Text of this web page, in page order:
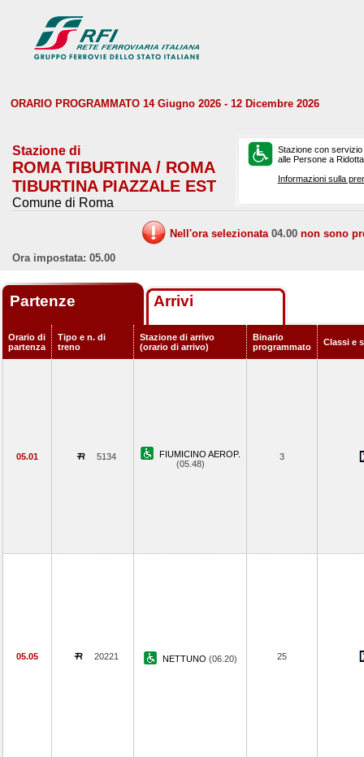
ORARIO PROGRAMMATO 14 Giugno 2026 - 12 Dicembre 2026
Stazione di
ROMA TIBURTINA / ROMA
TIBURTINA PIAZZALE EST
Comune di Roma
Stazione con
alle Persone a
Informazioni sulla
Nell'ora selezionata 04.00 non sono
Ora impostata: 05.00
Partenze Arrivi
Orario di
partenza
Tipo e n. di
treno
Stazione di arrivo
(orario di arrivo)
Binario
programmato
Classi e
05.01 5134
FIUMICINO AEROP.
(05.48)
3
05.05 20221 NETTUNO (06.20) 25